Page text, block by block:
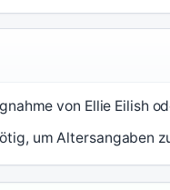
von Ellie Eilish
um Altersangaben